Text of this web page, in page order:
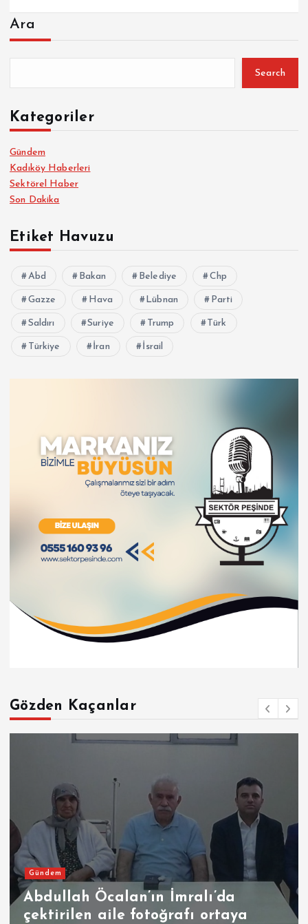
Ara
Search
Kategoriler
Gündem
Kadıköy Haberleri
Sektörel Haber
Son Dakika
Etiket Havuzu
Abd Bakan Belediye Chp
Gazze Hava Lübnan Parti
Saldırı Suriye Trump Türk
Türkiye İran İsrail
Gözden Kaçanlar
Gündem
Abdullah Öcalan’ın İmralı’da
çektirilen aile fotoğrafı ortaya